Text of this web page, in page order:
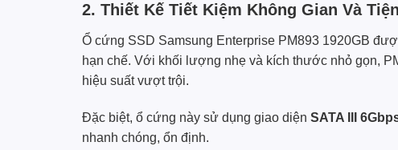
2. Thiết Kế Tiết Kiệm Không Gian Và
Ổ cứng SSD Samsung Enterprise PM893 1920GB
hạn chế. Với khối lượng nhẹ và kích thước nhỏ gọn,
hiệu suất vượt trội.
Đặc biệt, ổ cứng này sử dụng giao diện SATA III
nhanh chóng, ổn định.